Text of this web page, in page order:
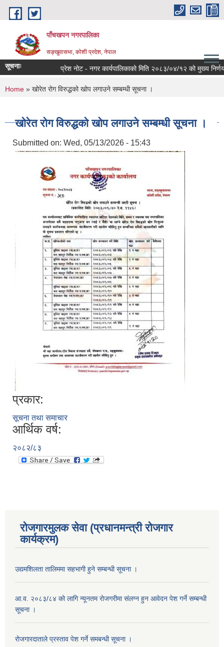
Skip to main content
पाँचखपन नगरपालिका
सङ्खु‍वासभा, कोशी प्रदेश, नेपाल
सूचनाः प्रेश नोट - नगर कार्यपालिकाको मिति २०८३/०४/१२ को मुख्य निर्णयहरु
You are here
Home » खोरेत रोग विरुद्धको खोप लगाउने सम्बम्धी सूचना ।
खोरेत रोग विरुद्धको खोप लगाउने सम्बम्धी सूचना ।
Submitted on: Wed, 05/13/2026 - 15:43
प्रकार:
सूचना तथा समाचार
आर्थिक वर्ष:
२०८२/८३
रोजगारमुलक सेवा (प्रधानमन्त्री रोजगार
कार्यक्रम)
उद्यमशिलता तालिममा सहभागी हुने सम्बन्धी सूचना ।
आ.व. २०८३/८४ को लागि न्यूनतम रोजगरीमा संलग्न हुन आवेदन पेश गर्ने सम्बन्धी
सूचना ।
रोजगारदाताले प्रस्ताव पेश गर्ने समबन्धी सूचना ।